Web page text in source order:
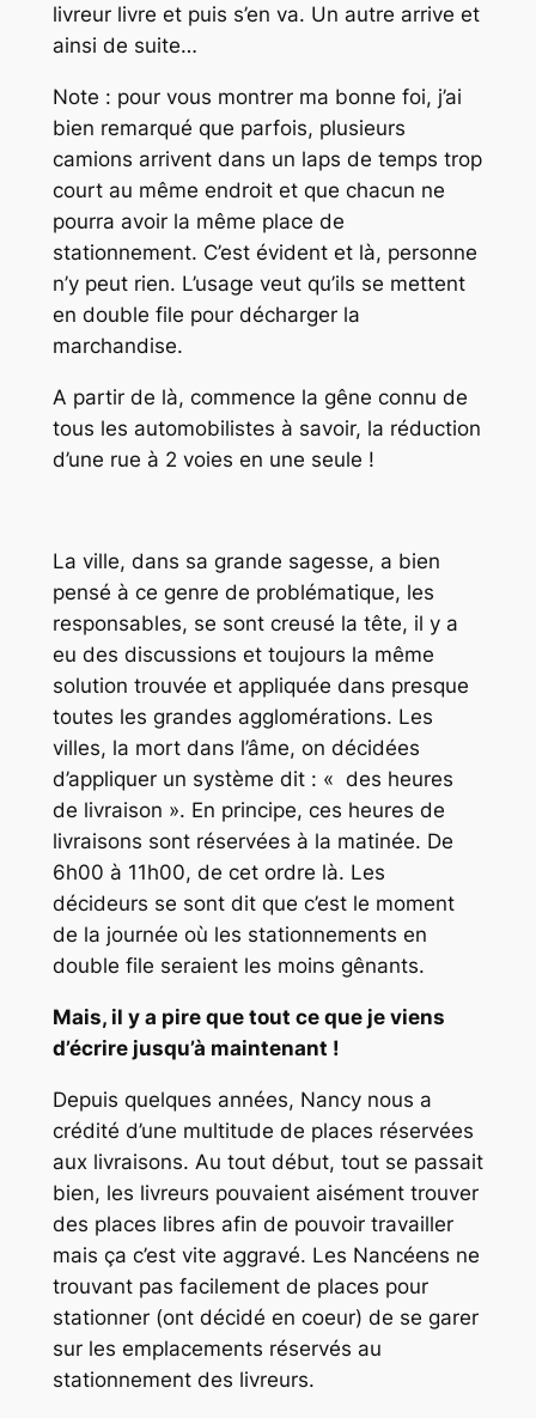
livreur livre et puis s’en va. Un autre arrive et
ainsi de suite…
Note : pour vous montrer ma bonne foi, j’ai
bien remarqué que parfois, plusieurs
camions arrivent dans un laps de temps trop
court au même endroit et que chacun ne
pourra avoir la même place de
stationnement. C’est évident et là, personne
n’y peut rien. L’usage veut qu’ils se mettent
en double file pour décharger la
marchandise.
A partir de là, commence la gêne connu de
tous les automobilistes à savoir, la réduction
d’une rue à 2 voies en une seule !
La ville, dans sa grande sagesse, a bien
pensé à ce genre de problématique, les
responsables, se sont creusé la tête, il y a
eu des discussions et toujours la même
solution trouvée et appliquée dans presque
toutes les grandes agglomérations. Les
villes, la mort dans l’âme, on décidées
d’appliquer un système dit : « des heures
de livraison ». En principe, ces heures de
livraisons sont réservées à la matinée. De
6h00 à 11h00, de cet ordre là. Les
décideurs se sont dit que c’est le moment
de la journée où les stationnements en
double file seraient les moins gênants.
Mais, il y a pire que tout ce que je viens
d’écrire jusqu’à maintenant !
Depuis quelques années, Nancy nous a
crédité d’une multitude de places réservées
aux livraisons. Au tout début, tout se passait
bien, les livreurs pouvaient aisément trouver
des places libres afin de pouvoir travailler
mais ça c’est vite aggravé. Les Nancéens ne
trouvant pas facilement de places pour
stationner (ont décidé en coeur) de se garer
sur les emplacements réservés au
stationnement des livreurs.